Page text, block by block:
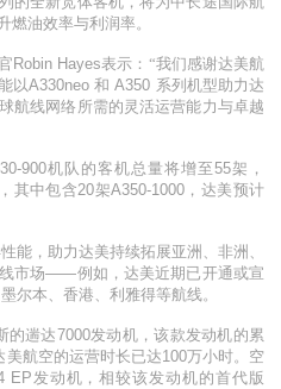
燃油效率与利润率。
Robin Hayes表示：“我们感谢达美航
以A330neo和 A350 系列机型助力达
航线网络所需的灵活运营能力与卓越
900机队的客机总量将增至55架，
其中包含20架A350-1000 ，达美预计
能，助力达美持续拓展亚洲、非洲、
市场——例如，达美近期已开通或宣
尔本、香港、利雅得等航线。
的遄达7000发动机，该款发动机的累
美航空的运营时长已达100万小时。空
EP发动机，相较该发动机的首代版